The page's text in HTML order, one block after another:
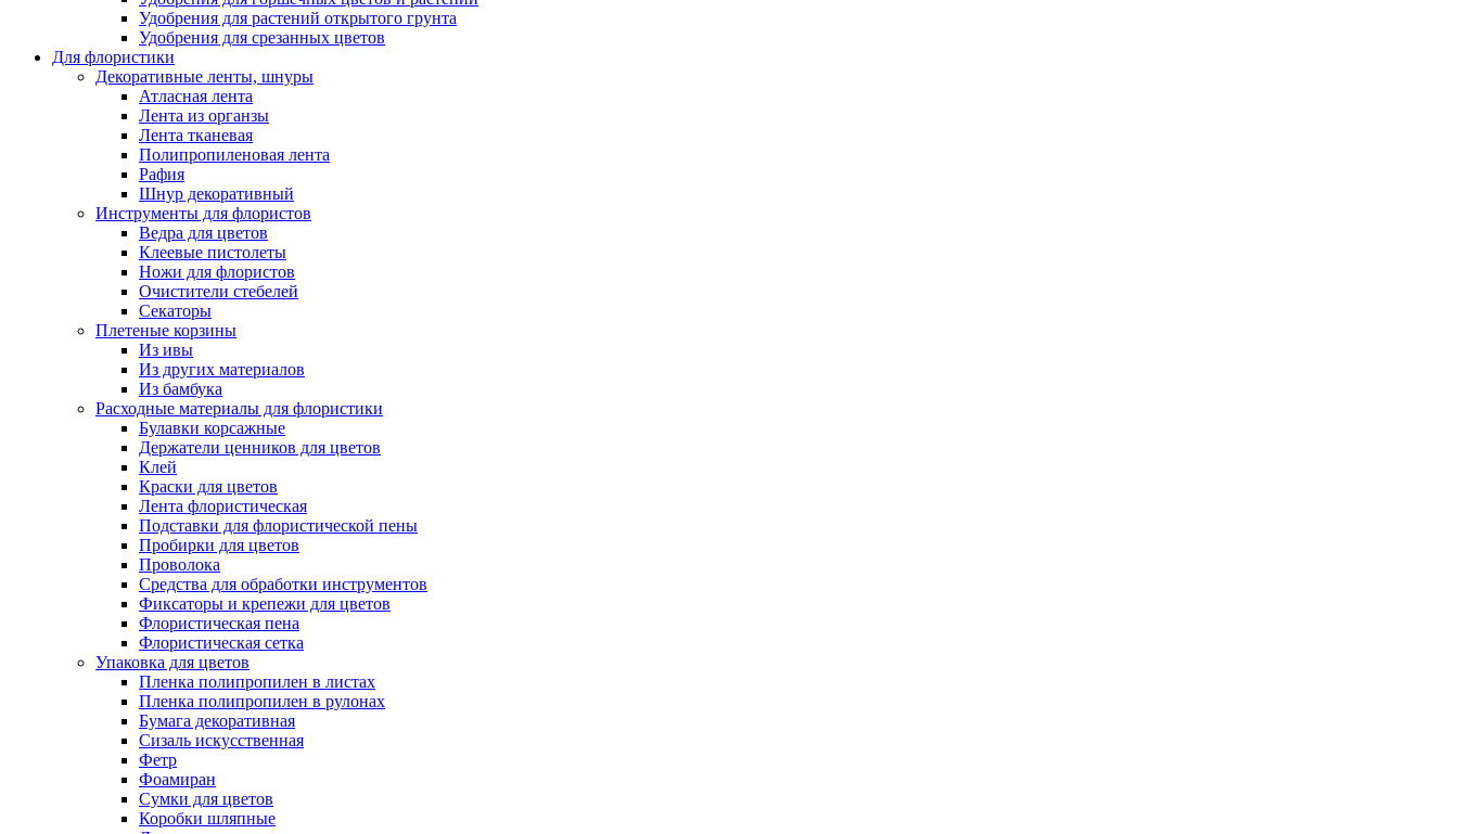
Удобрения для растений открытого грунта
Удобрения для срезанных цветов
Для флористики
Декоративные ленты, шнуры
Атласная лента
Лента из органзы
Лента тканевая
Полипропиленовая лента
Рафия
Шнур декоративный
Инструменты для флористов
Ведра для цветов
Клеевые пистолеты
Ножи для флористов
Очистители стебелей
Секаторы
Плетеные корзины
Из ивы
Из других материалов
Из бамбука
Расходные материалы для флористики
Булавки корсажные
Держатели ценников для цветов
Клей
Краски для цветов
Лента флористическая
Подставки для флористической пены
Пробирки для цветов
Проволока
Средства для обработки инструментов
Фиксаторы и крепежи для цветов
Флористическая пена
Флористическая сетка
Упаковка для цветов
Пленка полипропилен в листах
Пленка полипропилен в рулонах
Бумага декоративная
Сизаль искусственная
Фетр
Фоамиран
Сумки для цветов
Коробки шляпные